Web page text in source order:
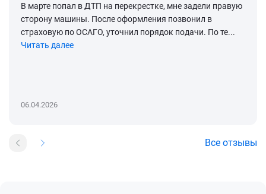
В марте попал в ДТП на перекрестке, мне задели правую
сторону машины. После оформления позвонил в
страховую по ОСАГО, уточнил порядок подачи. По те...
Читать далее
06.04.2026
Все отзывы